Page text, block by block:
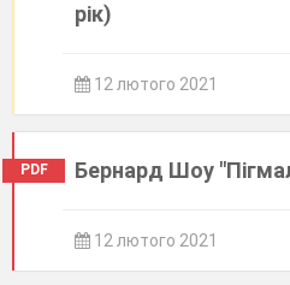
рік)
12 лютого 2021
PDF Бернард Шоу
12 лютого 2021